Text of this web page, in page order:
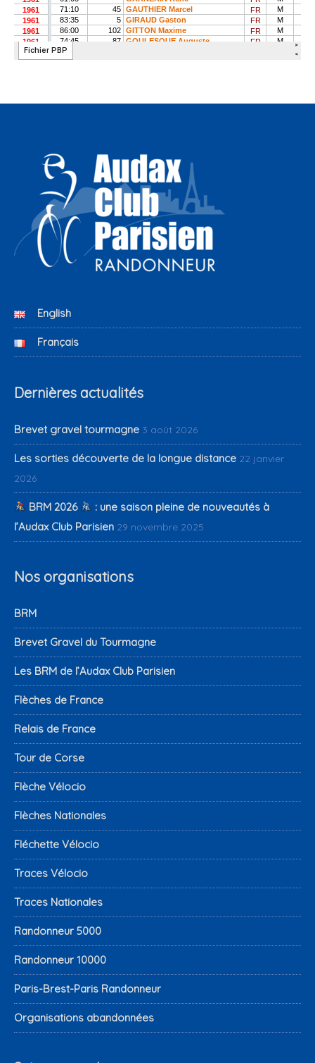
English
Français
Dernières actualités
Brevet gravel tourmagne 3 août 2026
Les sorties découverte de la longue distance 22 janvier
2026
BRM 2026
: une saison pleine de nouveautés à
l’Audax Club Parisien 29 novembre 2025
Nos organisations
BRM
Brevet Gravel du Tourmagne
Les BRM de l’Audax Club Parisien
Flèches de France
Relais de France
Tour de Corse
Flèche Vélocio
Flèches Nationales
Fléchette Vélocio
Traces Vélocio
Traces Nationales
Randonneur 5000
Randonneur 10000
Paris-Brest-Paris Randonneur
Organisations abandonnées